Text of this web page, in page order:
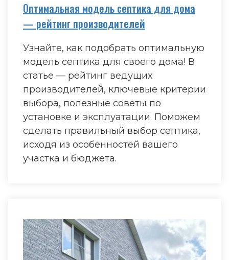
Оптимальная модель септика для дома
— рейтинг производителей
Узнайте, как подобрать оптимальную
модель септика для своего дома! В
статье — рейтинг ведущих
производителей, ключевые критерии
выбора, полезные советы по
установке и эксплуатации. Поможем
сделать правильный выбор септика,
исходя из особенностей вашего
участка и бюджета.